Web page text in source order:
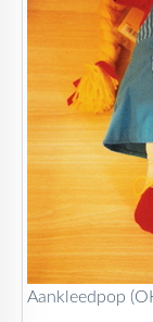
Aankleedpop